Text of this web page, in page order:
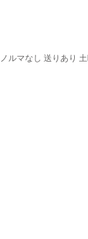
ルマなし 送りあり